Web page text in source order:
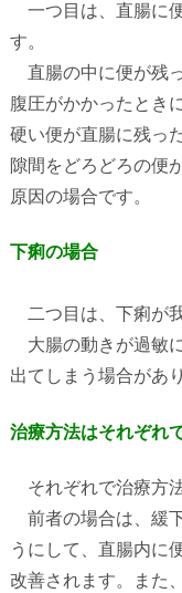
一つ目は、直腸に
す。
直腸の中に便が残
腹圧がかかったとき
硬い便が直腸に残っ
隙間をどろどろの便
原因の場合です。
下痢の場合
二つ目は、下痢が
大腸の動きが過敏
出てしまう場合があ
治療方法はそれぞれ
それぞれで治療方
前者の場合は、緩
うにして、直腸内に
改善されます。また